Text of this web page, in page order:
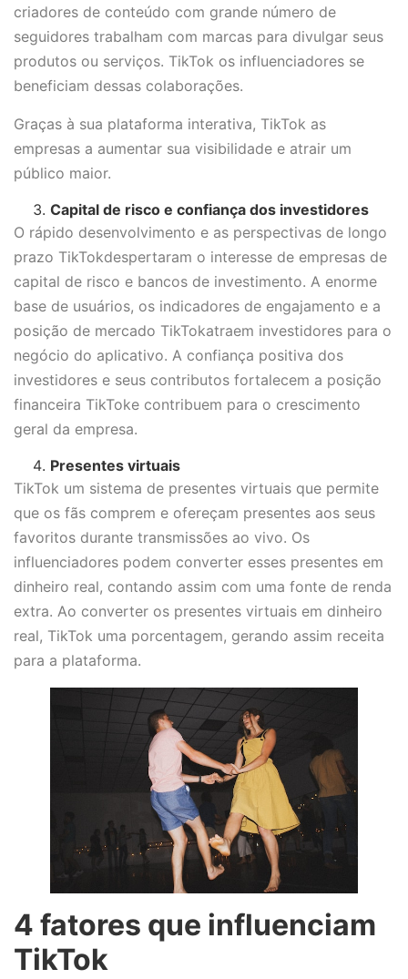
criadores de conteúdo com grande número de
seguidores trabalham com marcas para divulgar seus
produtos ou serviços. TikTok os influenciadores se
beneficiam dessas colaborações.
Graças à sua plataforma interativa, TikTok as
empresas a aumentar sua visibilidade e atrair um
público maior.
Capital de risco e confiança dos investidores
O rápido desenvolvimento e as perspectivas de longo
prazo TikTokdespertaram o interesse de empresas de
capital de risco e bancos de investimento. A enorme
base de usuários, os indicadores de engajamento e a
posição de mercado TikTokatraem investidores para o
negócio do aplicativo. A confiança positiva dos
investidores e seus contributos fortalecem a posição
financeira TikToke contribuem para o crescimento
geral da empresa.
Presentes virtuais
TikTok um sistema de presentes virtuais que permite
que os fãs comprem e ofereçam presentes aos seus
favoritos durante transmissões ao vivo. Os
influenciadores podem converter esses presentes em
dinheiro real, contando assim com uma fonte de renda
extra. Ao converter os presentes virtuais em dinheiro
real, TikTok uma porcentagem, gerando assim receita
para a plataforma.
4 fatores que influenciam
TikTok